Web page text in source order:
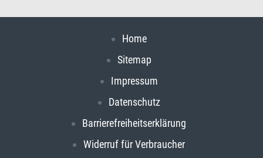
Home
Sitemap
Impressum
Datenschutz
Barrierefreiheitserklärung
Widerruf für Verbraucher